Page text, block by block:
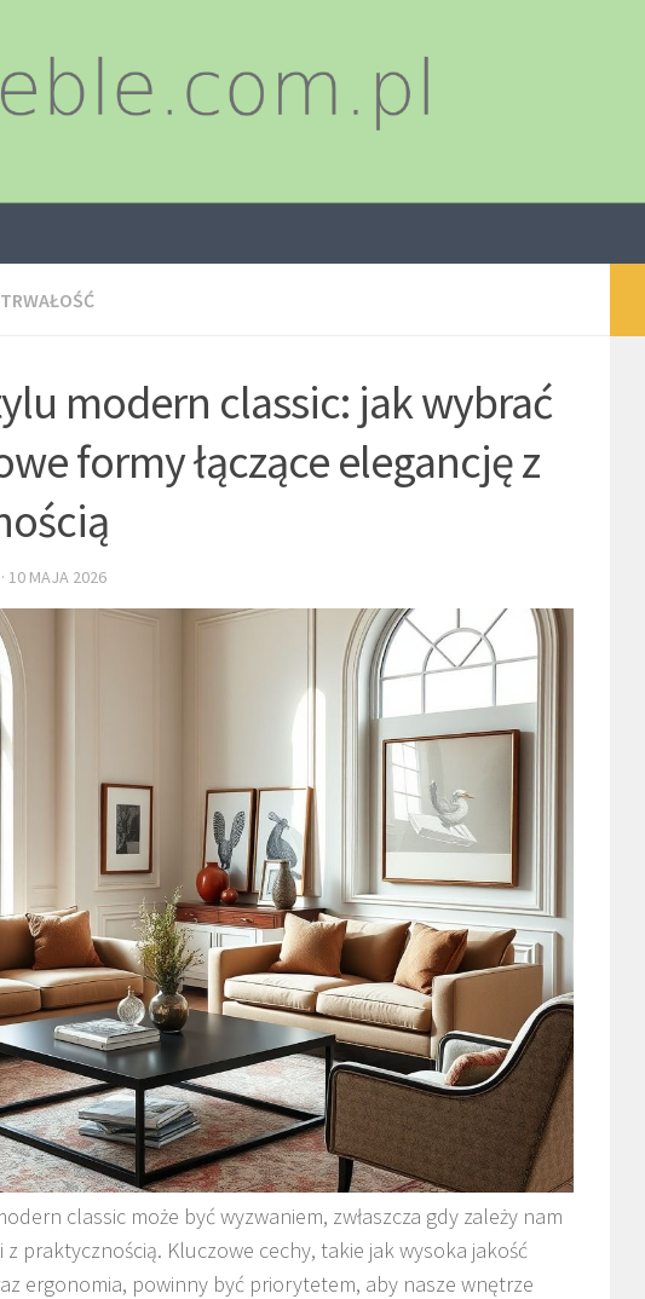
modern classic: jak wybrać
formy łączące elegancję z
· 10 MAJA 2026
classic może być wyzwaniem, zwłaszcza gdy zależy nam
z praktycznością. Kluczowe cechy, takie jak wysoka jakość
ergonomia, powinny być priorytetem, aby nasze wnętrze